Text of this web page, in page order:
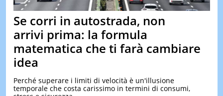
&
TEST
Se corri in autostrada, non
arrivi prima: la formula
matematica che ti farà cambiare
idea
Perché superare i limiti di velocità è un'illusione
temporale che costa carissimo in termini di consumi,